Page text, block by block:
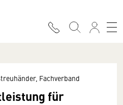
Fachverband
für